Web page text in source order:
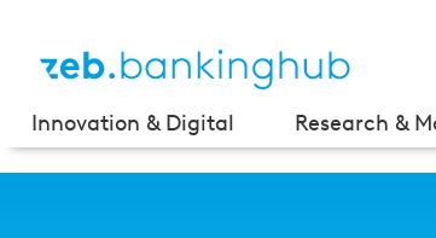
Innovation & Digital Research &